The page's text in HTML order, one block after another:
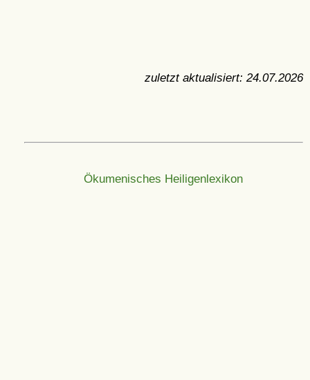
zuletzt aktualisiert: 24.07.2026
Ökumenisches Heiligenlexikon